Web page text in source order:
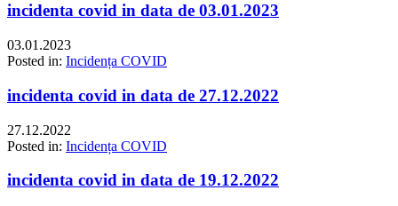
incidenta covid in data de 03.01.2023
03.01.2023
Posted in: Incidența COVID
incidenta covid in data de 27.12.2022
27.12.2022
Posted in: Incidența COVID
incidenta covid in data de 19.12.2022